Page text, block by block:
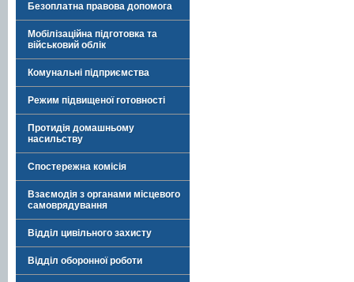
Безоплатна правова допомога
Мобілізаційна підготовка та
військовий облік
Комунальні підприємства
Режим підвищеної готовності
Протидія домашньому
насильству
Спостережна комісія
Взаємодія з органами місцевого
самоврядування
Відділ цивільного захисту
Відділ оборонної роботи